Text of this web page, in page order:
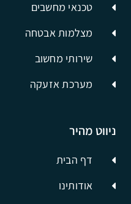
ניווט מהיר
דף הבית
אודותינו
טכנאי מחשבים
מצלמות אבטחה
שירותי מחשוב
מערכת אזעקה